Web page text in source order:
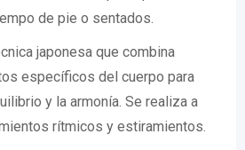
de pie o sentados.
japonesa que combina
específicos del cuerpo para
y la armonía. Se realiza a
rítmicos y estiramientos.